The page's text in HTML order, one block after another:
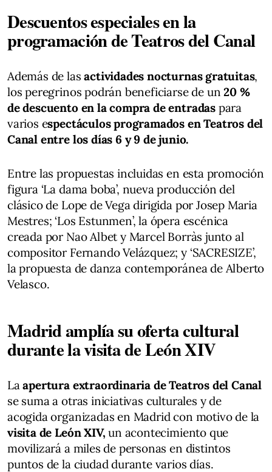
Descuentos especiales en la
programación de Teatros del Canal
Además de lasactividades nocturnas gratuitas,
los peregrinos podrán beneficiarse de un 20 %
de descuento en la compra de entradaspara
varios espectáculos programados en Teatros del
Canal entre los días 6 y 9 de junio.
Entre las propuestas incluidas en esta promoción
figura ‘La dama boba’, nueva producción del
clásico de Lope de Vega dirigida por Josep Maria
Mestres; ‘Los Estunmen’, la ópera escénica
creada por Nao Albet y Marcel Borràs junto al
compositor Fernando Velázquez; y ‘SACRESIZE’,
la propuesta de danza contemporánea de Alberto
Velasco.
Madrid amplía su oferta cultural
durante la visita de León XIV
Laapertura extraordinaria de Teatros del Canal
se suma a otras iniciativas culturales y de
acogida organizadas en Madrid con motivo de la
visita de León XIV, un acontecimiento que
movilizará a miles de personas en distintos
puntos de la ciudad durante varios días.